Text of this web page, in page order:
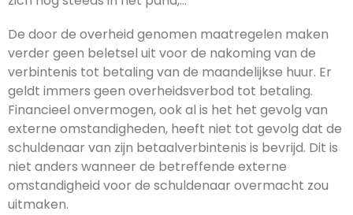
De door de overheid genomen maatregelen maken
verder geen beletsel uit voor de nakoming van de
verbintenis tot betaling van de maandelijkse huur. Er
geldt immers geen overheidsverbod tot betaling.
Financieel onvermogen, ook al is het het gevolg van
externe omstandigheden, heeft niet tot gevolg dat de
schuldenaar van zijn betaalverbintenis is bevrijd. Dit is
niet anders wanneer de betreffende externe
omstandigheid voor de schuldenaar overmacht zou
uitmaken.